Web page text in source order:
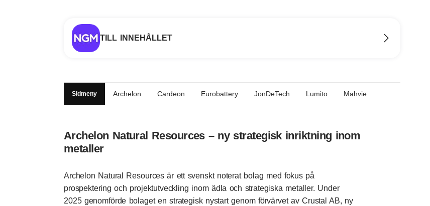
TILL INNEHÅLLET
Sidmeny Archelon Cardeon Eurobattery JonDeTech Lumito Mahvie
Archelon Natural Resources – ny strategisk inriktning inom
metaller
Archelon Natural Resources är ett svenskt noterat bolag med fokus på
prospektering och projektutveckling inom ädla och strategiska metaller. Under
2025 genomförde bolaget en strategisk nystart genom förvärvet av Crustal AB, ny